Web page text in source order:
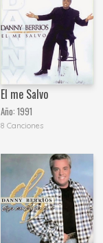
El me Salvo
Año:1991
8 Canciones